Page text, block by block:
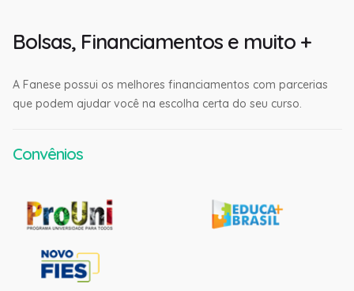
Bolsas, Financiamentos e muito +
A Fanese possui os melhores financiamentos com parcerias
que podem ajudar você na escolha certa do seu curso.
Convênios